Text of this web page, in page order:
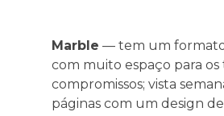
Marble — tem um formato
com muito espaço para os
compromissos; vista
páginas com um design